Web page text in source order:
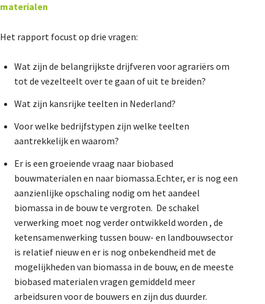
materialen
Het rapport focust op drie vragen:
Wat zijn de belangrijkste drijfveren voor agrariërs om
tot de vezelteelt over te gaan of uit te breiden?
Wat zijn kansrijke teelten in Nederland?
Voor welke bedrijfstypen zijn welke teelten
aantrekkelijk en waarom?
Er is een groeiende vraag naar biobased
bouwmaterialen en naar biomassa.Echter, er is nog een
aanzienlijke opschaling nodig om het aandeel
biomassa in de bouw te vergroten. De schakel
verwerking moet nog verder ontwikkeld worden , de
ketensamenwerking tussen bouw- en landbouwsector
is relatief nieuw en er is nog onbekendheid met de
mogelijkheden van biomassa in de bouw, en de meeste
biobased materialen vragen gemiddeld meer
arbeidsuren voor de bouwers en zijn dus duurder.